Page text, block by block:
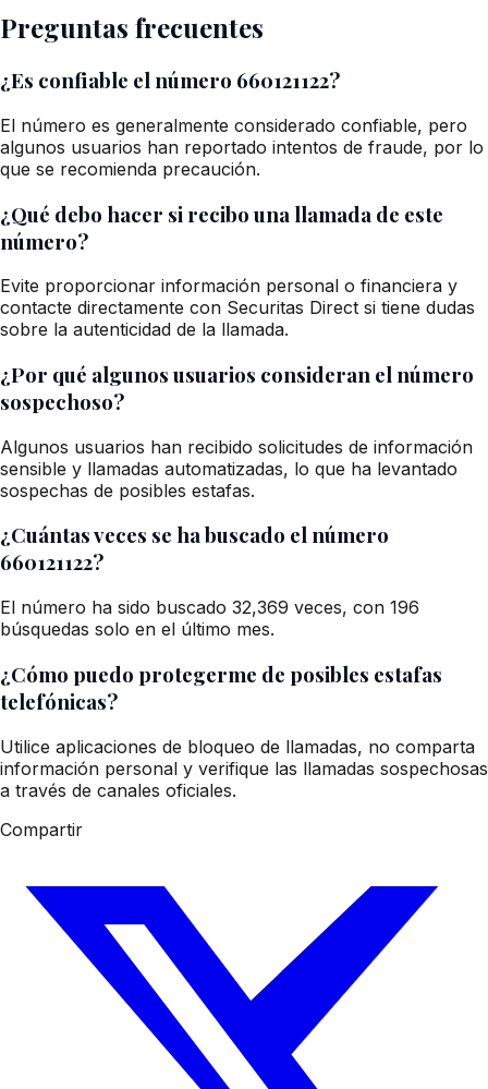
Preguntas frecuentes
¿Es confiable el número 660121122?
El número es generalmente considerado confiable, pero
algunos usuarios han reportado intentos de fraude, por lo
que se recomienda precaución.
¿Qué debo hacer si recibo una llamada de este
número?
Evite proporcionar información personal o financiera y
contacte directamente con Securitas Direct si tiene dudas
sobre la autenticidad de la llamada.
¿Por qué algunos usuarios consideran el número
sospechoso?
Algunos usuarios han recibido solicitudes de información
sensible y llamadas automatizadas, lo que ha levantado
sospechas de posibles estafas.
¿Cuántas veces se ha buscado el número
660121122?
El número ha sido buscado 32,369 veces, con 196
búsquedas solo en el último mes.
¿Cómo puedo protegerme de posibles estafas
telefónicas?
Utilice aplicaciones de bloqueo de llamadas, no comparta
información personal y verifique las llamadas sospechosas
a través de canales oficiales.
Compartir